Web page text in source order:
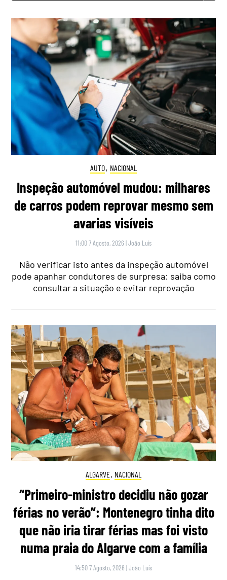
AUTO, NACIONAL
Inspeção automóvel mudou: milhares
de carros podem reprovar mesmo sem
avarias visíveis
11:00 7 Agosto, 2026 |João Luís
Não verificar isto antes da inspeção automóvel
pode apanhar condutores de surpresa: saiba como
consultar a situação e evitar reprovação
ALGARVE, NACIONAL
“Primeiro-ministro decidiu não gozar
férias no verão”: Montenegro tinha dito
que não iria tirar férias mas foi visto
numa praia do Algarve com a família
14:50 7 Agosto, 2026 |João Luís